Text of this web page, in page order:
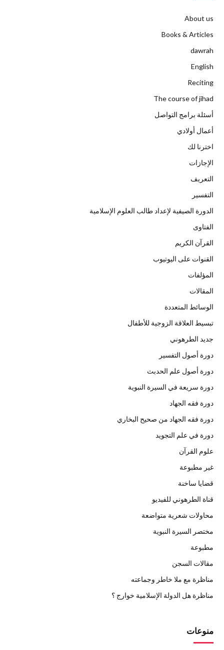
About us
Books & Articles
dawrah
English
Reciting
The course of jihad
أسئلة برامج التواصل
أعمال أولادي
اخترنا لك
الإجازات
التعريف
التفسير
الدورة الصيفية لإعداد طالب العلوم الإسلامية
الفتاوى
القرآن الكريم
القنوات على اليوتيوب
المؤلفات
المقالات
الوسائط المتعددة
تبسيط العلاقة الزوجية للأطفال
جديد الطرهوني
دورة أصول التفسير
دورة أصول علم الحدبث
دورة سريعة في السيرة النبوية
دورة فقه الجهاد
دورة فقه الجهاد من صحيح البخاري
دورة في علم التجويد
علوم القرآن
غير مطبوعة
قضايا ساخنة
قناة الطرهوني للفيديو
محاولات شعرية متواضعة
مختصر السيرة النبوية
مطبوعة
مقالات السجن
مناظرة مع ملا خاطر وجماعته
مناظرة هل الدولة الإسلامية خوارج ؟
منوعات